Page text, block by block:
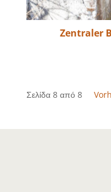
Zentraler
Σελίδα 8 από 8